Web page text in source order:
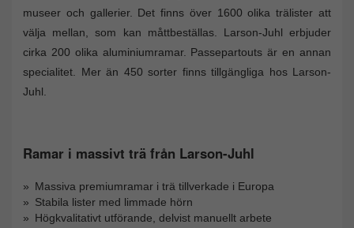
museer och gallerier. Det finns över 1600 olika trälister att
välja mellan, som kan måttbeställas. Larson-Juhl erbjuder
cirka 200 olika aluminiumramar. Passepartouts är en annan
specialitet. Mer än 450 sorter finns tillgängliga hos Larson-
Juhl.
Ramar i massivt trä från Larson-Juhl
Massiva premiumramar i trä tillverkade i Europa
Stabila lister med limmade hörn
Högkvalitativt utförande, delvist manuellt arbete